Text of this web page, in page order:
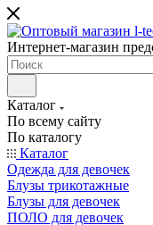
Интернет-магазин
Каталог
По всему сайту
По каталогу
Каталог
Одежда для девочек
Блузы трикотажные
Блузы для девочек
ПОЛО для девочек